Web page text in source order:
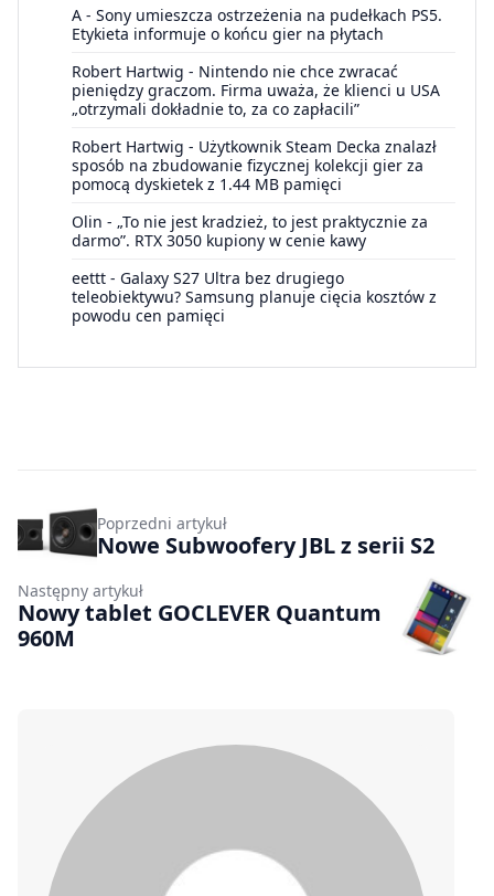
A - Sony umieszcza ostrzeżenia na pudełkach PS5.
Etykieta informuje o końcu gier na płytach
Robert Hartwig - Nintendo nie chce zwracać
pieniędzy graczom. Firma uważa, że klienci u USA
„otrzymali dokładnie to, za co zapłacili”
Robert Hartwig - Użytkownik Steam Decka znalazł
sposób na zbudowanie fizycznej kolekcji gier za
pomocą dyskietek z 1.44 MB pamięci
Olin - „To nie jest kradzież, to jest praktycznie za
darmo”. RTX 3050 kupiony w cenie kawy
eettt - Galaxy S27 Ultra bez drugiego
teleobiektywu? Samsung planuje cięcia kosztów z
powodu cen pamięci
Poprzedni artykuł
Nowe Subwoofery JBL z serii S2
Następny artykuł
Nowy tablet GOCLEVER Quantum
960M